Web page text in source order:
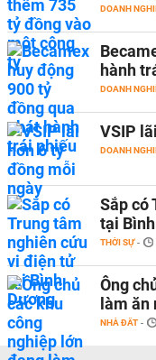
DOANH
hành
DOANH
VSIP
DOANH
Sắp có
tại
THỜI SỰ -
Ông
làm ăn
NHÀ ĐẤT -